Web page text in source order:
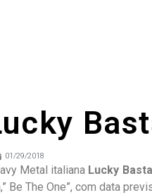
01/29/2018
Metal italiana Lucky
Be The One”, com data